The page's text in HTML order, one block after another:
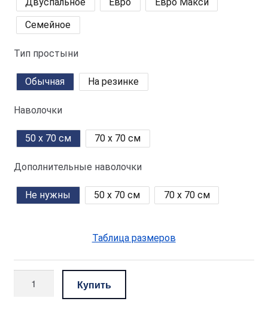
Семейное
Тип простыни
Обычная На резинке
Наволочки
50 x 70 см 70 x 70 см
Дополнительные наволочки
Не нужны 50 x 70 см 70 x 70 см
Таблица размеров
Купить